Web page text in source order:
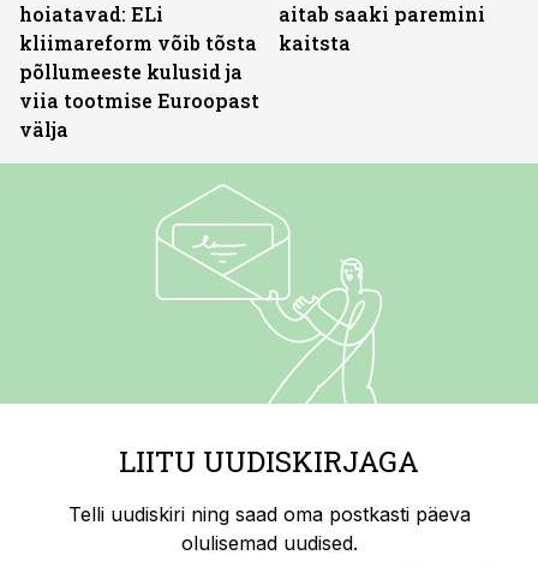
hoiatavad: ELi
kliimareform võib tõsta
põllumeeste kulusid ja
viia tootmise Euroopast
välja
aitab saaki paremini
kaitsta
LIITU UUDISKIRJAGA
Telli uudiskiri ning saad oma postkasti päeva
olulisemad uudised.